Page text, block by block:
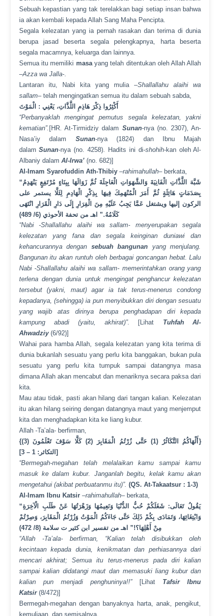
Sebuah kepastian yang tak terelakkan bagi setiap insan bahwa
ia akan kembali kepada Allah Sang Maha Pencipta.
Segala kelezatan yang ia pernah rasakan dan terima di dunia
berupa jasad beserta segala pelengkapnya, harta beserta
segala macamnya, keluarga dan lainnya.
Semua itu memiliki masayang telah ditentukan oleh Allah Allah
–Azza wa Jalla-.
Lantaran itu, Nabi kita yang mulia –Shallallahu alaihi wa
sallam– telah mengingatkan semua itu dalam sebuah sabda,
أَكْثِرُوا ذِكْرَ هَاذِمِ اللَّذَّاتِ، يَعْنِي : الْمَوْتَ
“Perbanyaklah mengingat pemutus segala kelezatan, yakni
kematian”. [HR. At-Tirmidziy dalam Sunan-nya (no. 2307), An-
Nasa’iy dalam Sunan-nya (1824) dan Ibnu Majah
dalamSunan-nya (no. 4258). Hadits ini di-shohih-kan oleh Al-
Albaniy dalam Al-Irwa’(no. 682)]
Al-Imam Syarofuddin Ath-Thibiy–rahimahullah– berkata,
“شَبَّهَ اللَّذَّاتِ الْفَانِيَةَ وَالشَّهَوَاتِ الْعَاجِلَةَ ثُمَّ زَوَالَهَا بِبِنَاءٍ مُرْتَفِعٍ يَنْهَدِمُ
بِصَدَمَاتٍ هَائِلَةٍ ثُمَّ أَمَرَ الْمُنْهَمِكَ فِيهَا بِذِكْرِ الْهَادِمِ لِئَلَّا يستمر على
الركون إليها ويشتغل عَمَّا يَجِبُ عَلَيْهِ مِنَ الْفِرَارِ إِلَى دَارِ الْقَرَارِ انْتَهَى
كَلَامُهُ.” اهـ من تحفة الأحوذي (6/ 489)
“Nabi -Shallallahu alaihi wa sallam- menyerupakan segala
kelezatan yang fana dan segala keinginan duniawi dan
kehancurannya dengan sebuah bangunan yang menjulang.
Bangunan itu akan runtuh oleh berbagai goncangan hebat. Lalu
Nabi -Shallallahu alaihi wa sallam- memerintahkan orang yang
terlena dengan dunia untuk mengingat penghancur kelezatan
tersebut (yakni, maut) agar ia tak terus-menerus condong
kepadanya, (sehingga) ia pun menyibukkan diri dengan sesuatu
yang wajib atas dirinya berupa penghadapan diri kepada
kampung abadi (yaitu, akhirat)”. [Lihat Tuhfah Al-
Ahwadziy(6/92)]
Wahai para hamba Allah, segala kelezatan yang kita terima di
dunia bukanlah sesuatu yang perlu kita banggakan, bukan pula
sesuatu yang perlu kita tumpuk sampai datangnya masa
dimana Allah akan mencabut dan menariknya secara paksa dari
kita.
Mau atau tidak, pasti akan hilang dari tangan kalian. Kelezatan
itu akan hilang seiring dengan datangnya maut yang menjemput
kita dan menghadapkan kita ke liang kubur.
Allah -Ta’ala- berfirman,
{أَلْهَاكُمُ التَّكَاثُرُ (1) حَتَّى زُرْتُمُ الْمَقَابِرَ (2) كَلَّا سَوْفَ تَعْلَمُونَ (3)}
[التكاثر: 1 – 3]
“Bermegah-megahan telah melalaikan kamu sampai kamu
masuk ke dalam kubur. Janganlah begitu, kelak kamu akan
mengetahui (akibat perbuatanmu itu)”. (QS. At-Takaatsur : 1-3)
Al-Imam Ibnu Katsir–rahimahullah– berkata,
“يَقُولُ تَعَالَى: شَغَلَكُمْ حُبُّ الدُّنْيَا وَنَعِيمُهَا وَزَهْرَتُهَا عَنْ طَلَبِ الْآخِرَةِ
وَابْتِغَائِهَا، وَتَمَادَى بِكُمْ ذَلِكَ حَتَّى جَاءَكُمُ الْمَوْتُ وَزُرْتُمُ الْمَقَابِرَ، وَصِرْتُمْ
مِنْ أَهْلِهَا؟!” اهـ من تفسير ابن كثير ت سلامة (8/ 472)
“Allah -Ta’ala- berfirman, “Kalian telah disibukkan oleh
kecintaan kepada dunia, kenikmatan dan perhiasannya dari
mencari akhirat; Semua itu terus-menerus pada diri kalian
sampai kalian didatangi maut dan memasuki liang kubur dan
kalian pun menjadi penghuninya!!”[Lihat Tafsir Ibnu
Katsir (8/472)]
Bermegah-megahan dengan banyaknya harta, anak, pengikut,
kemuliaan, dan semisalnya.